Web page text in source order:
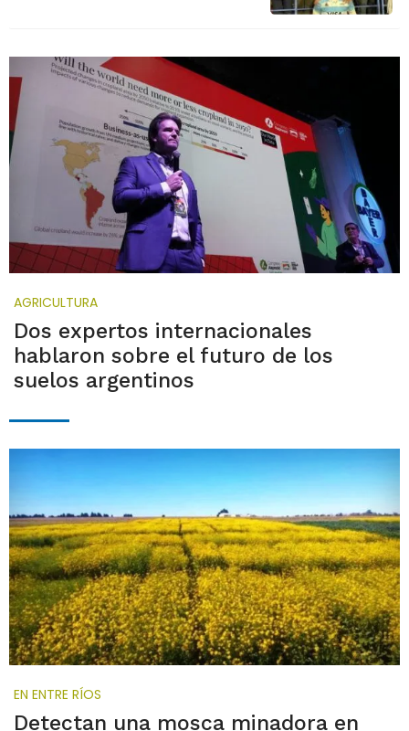
AGRICULTURA
Dos expertos internacionales
hablaron sobre el futuro de los
suelos argentinos
EN ENTRE RÍOS
Detectan una mosca minadora en